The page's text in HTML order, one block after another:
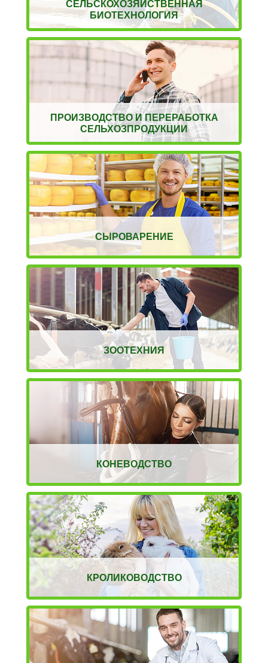
СЕЛЬСКОХОЗЯЙСТВЕННАЯ
БИОТЕХНОЛОГИЯ
ПРОИЗВОДСТВО И ПЕРЕРАБОТКА
СЕЛЬХОЗПРОДУКЦИИ
СЫРОВАРЕНИЕ
ЗООТЕХНИЯ
КОНЕВОДСТВО
КРОЛИКОВОДСТВО